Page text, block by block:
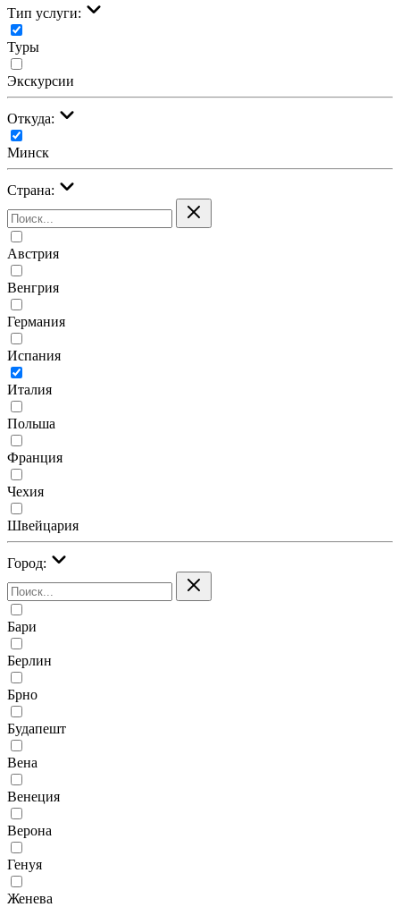
Тип услуги:
Туры
Экскурсии
Откуда:
Минск
Страна:
Австрия
Венгрия
Германия
Испания
Италия
Польша
Франция
Чехия
Швейцария
Город:
Бари
Берлин
Брно
Будапешт
Вена
Венеция
Верона
Генуя
Женева